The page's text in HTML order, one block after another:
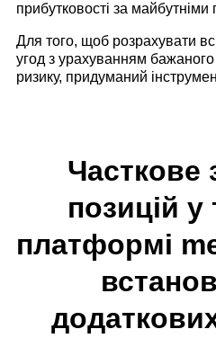
прибутковості за майбутніми
Для того, щоб розрахувати
угод з урахуванням
ризику, придуманий
Часткове
позицій у
платформі